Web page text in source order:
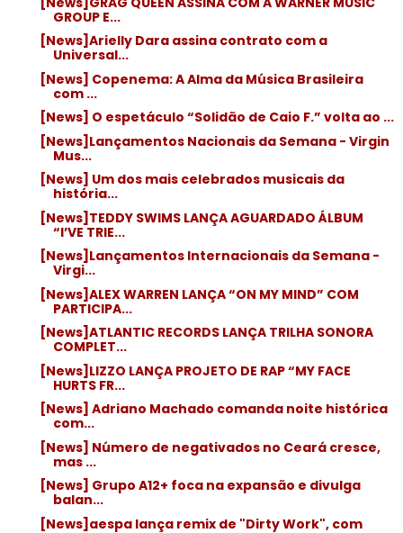
GROUP E...
[News]Arielly Dara assina contrato com a
Universal...
[News] Copenema: A Alma da Música Brasileira
com ...
[News] O espetáculo “Solidão de Caio F.” volta ao ...
[News]Lançamentos Nacionais da Semana - Virgin
Mus...
[News] Um dos mais celebrados musicais da
história...
[News]TEDDY SWIMS LANÇA AGUARDADO ÁLBUM
“I’VE TRIE...
[News]Lançamentos Internacionais da Semana -
Virgi...
[News]ALEX WARREN LANÇA “ON MY MIND” COM
PARTICIPA...
[News]ATLANTIC RECORDS LANÇA TRILHA SONORA
COMPLET...
[News]LIZZO LANÇA PROJETO DE RAP “MY FACE
HURTS FR...
[News] Adriano Machado comanda noite histórica
com...
[News] Número de negativados no Ceará cresce,
mas ...
[News] Grupo A12+ foca na expansão e divulga
balan...
[News]aespa lança remix de "Dirty Work", com